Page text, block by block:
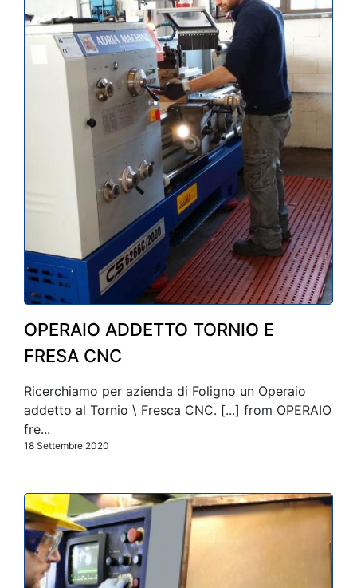
OPERAIO ADDETTO TORNIO E
FRESA CNC
Ricerchiamo per azienda di Foligno un Operaio
addetto al Tornio \ Fresca CNC. [...] from OPERAIO
fre...
18 Settembre 2020